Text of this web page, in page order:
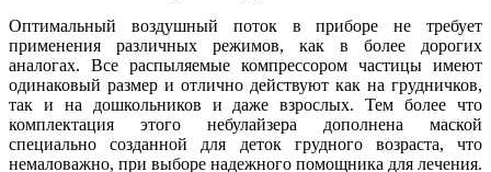
Оптимальный воздушный поток в приборе не требует
применения различных режимов, как в более дорогих
аналогах. Все распыляемые компрессором частицы имеют
одинаковый размер и отлично действуют как на грудничков,
так и на дошкольников и даже взрослых. Тем более что
комплектация этого небулайзера дополнена маской
специально созданной для деток грудного возраста, что
немаловажно, при выборе надежного помощника для лечения.